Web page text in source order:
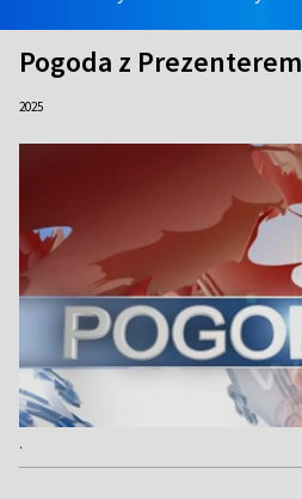
Pogoda z Prezenterem
2025
.